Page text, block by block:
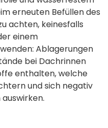
erneuten Befüllen des
achten, keinesfalls
einem
Ablagerungen
bei Dachrinnen
enthalten, welche
und sich negativ